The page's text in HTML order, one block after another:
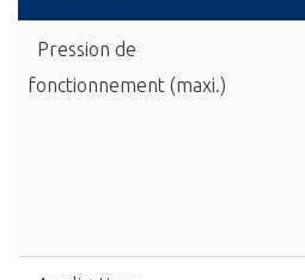
Pression de
fonctionnement (maxi.)